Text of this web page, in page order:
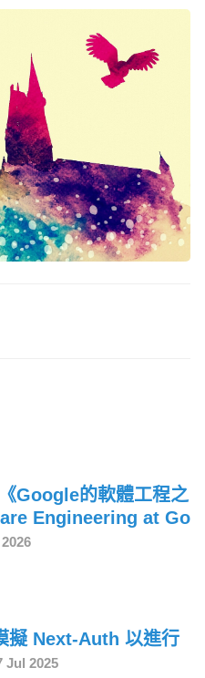
Google的軟體工程之
Engineering at Go
擬 Next-Auth 以進行
Jul 2025